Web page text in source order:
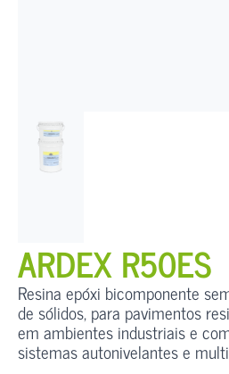
ARDEX R50ES
Resina epóxi bicomponente
de sólidos, para pavimentos
em ambientes industriais e
sistemas autonivelantes e